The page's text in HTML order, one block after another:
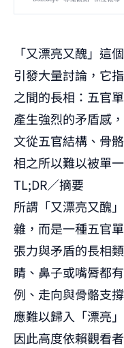
「又漂亮又醜」這
引發大量討論，它
之間的長相：五官
產生強烈的矛盾感
文從五官結構、骨
相之所以難以被單
TL;DR／摘要
所謂「又漂亮又醜
雜，而是一種五官
張力與矛盾的長相
睛、鼻子或嘴脣都
例、走向與骨骼支
應難以歸入「漂亮
因此高度依賴觀看